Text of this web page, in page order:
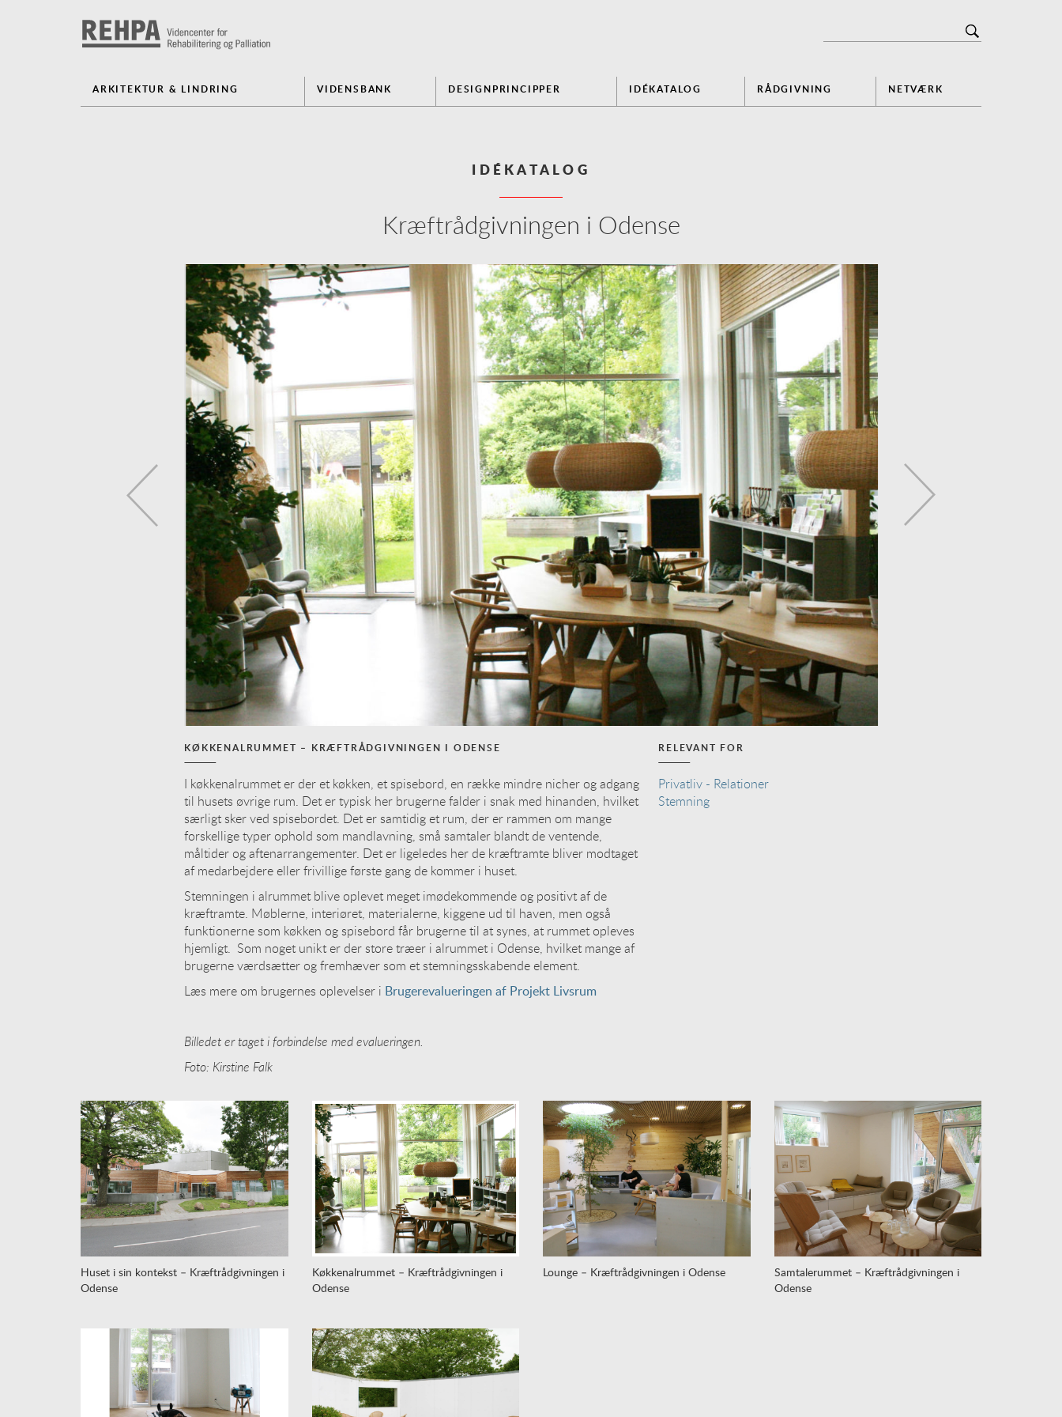
ARKITEKTUR & LINDRING VIDENSBANK DESIGNPRINCIPPER IDÉKATALOG RÅDGIVNING NETVÆRK
IDÉKATALOG
Kræftrådgivningen i Odense
KØKKENALRUMMET – KRÆFTRÅDGIVNINGEN I ODENSE
I køkkenalrummet er der et køkken, et spisebord, en række mindre nicher og adgang
til husets øvrige rum. Det er typisk her brugerne falder i snak med hinanden, hvilket
særligt sker ved spisebordet. Det er samtidig et rum, der er rammen om mange
forskellige typer ophold som mandlavning, små samtaler blandt de ventende,
måltider og aftenarrangementer. Det er ligeledes her de kræftramte bliver modtaget
af medarbejdere eller frivillige første gang de kommer i huset.
Stemningen i alrummet blive oplevet meget imødekommende og positivt af de
kræftramte. Møblerne, interiøret, materialerne, kiggene ud til haven, men også
funktionerne som køkken og spisebord får brugerne til at synes, at rummet opleves
hjemligt. Som noget unikt er der store træer i alrummet i Odense, hvilket mange af
brugerne værdsætter og fremhæver som et stemningsskabende element.
Læs mere om brugernes oplevelser i Brugerevalueringen af Projekt Livsrum
Billedet er taget i forbindelse med evalueringen.
Foto: Kirstine Falk
RELEVANT FOR
Privatliv - Relationer
Stemning
Previous
Huset i sin kontekst – Kræftrådgivningen i
Odense
Køkkenalrummet – Kræftrådgivningen i
Odense
Lounge – Kræftrådgivningen i Odense
Samtalerummet – Kræftrådgivningen i
Odense